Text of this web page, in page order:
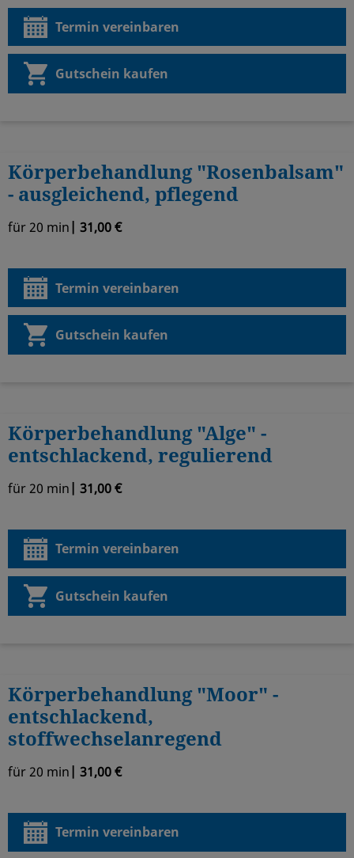
Termin vereinbaren
Gutschein kaufen
Körperbehandlung "Rosenbalsam"
- ausgleichend, pflegend
für 20 min | 31,00 €
Termin vereinbaren
Gutschein kaufen
Körperbehandlung "Alge" -
entschlackend, regulierend
für 20 min | 31,00 €
Termin vereinbaren
Gutschein kaufen
Körperbehandlung "Moor" -
entschlackend,
stoffwechselanregend
für 20 min | 31,00 €
Termin vereinbaren